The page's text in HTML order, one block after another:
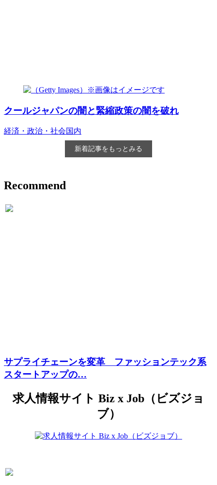
クールジャパンの闇と緊縮政策の闇を破れ
経済・政治・社会国内
新着記事をもっとみる
Recommend
サプライチェーンを変革 ファッションテック系
スタートアップの…
求人情報サイト Biz x Job（ビズジョ
ブ）